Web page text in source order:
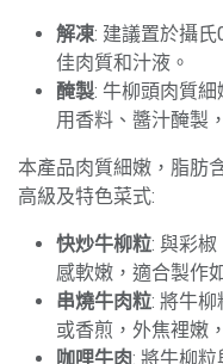
解凍: 建議置於攝
佳肉質和汁液。
醃製: 牛柳頭肉質細
用香料、醬汁醃製
本產品肉質細嫩，脂肪
高級及特色菜式:
快炒牛柳粒: 與彩
感軟嫩，適合製作
串燒牛肉粒: 將牛
或香煎，外焦裡嫩
咖哩牛肉: 將牛柳